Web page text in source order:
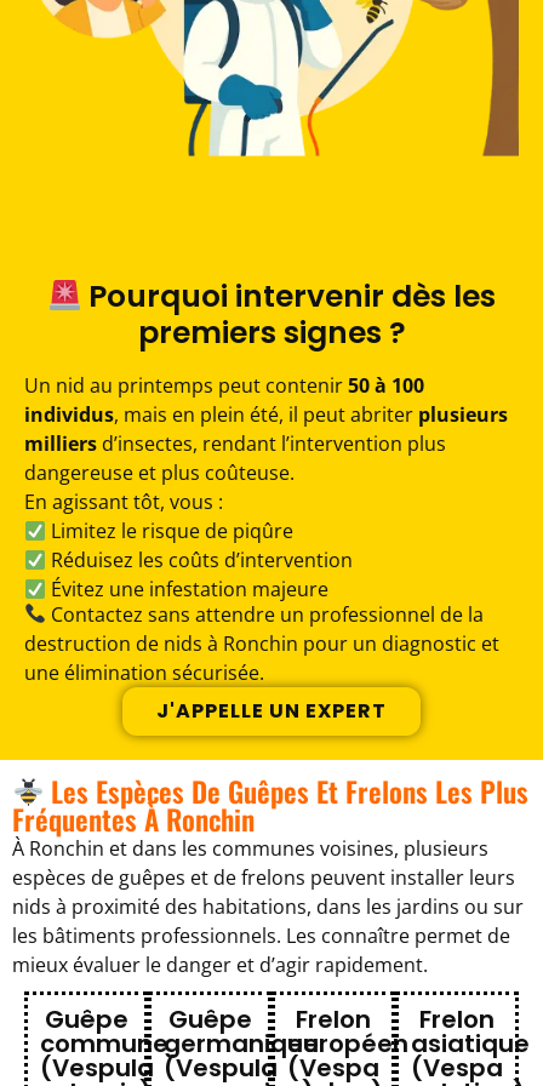
Pourquoi intervenir dès les
premiers signes ?
Un nid au printemps peut contenir50 à 100
individus, mais en plein été, il peut abriter plusieurs
milliers d’insectes, rendant l’intervention plus
dangereuse et plus coûteuse.
En agissant tôt, vous :
Limitez le risque de piqûre
Réduisez les coûts d’intervention
Évitez une infestation majeure
Contactez sans attendre un professionnel de la
destruction de nids à Ronchin pour un diagnostic et
une élimination sécurisée.
J'APPELLE UN EXPERT
Les Espèces De Guêpes Et Frelons Les Plus
Fréquentes À Ronchin
À Ronchin et dans les communes voisines, plusieurs
espèces de guêpes et de frelons peuvent installer leurs
nids à proximité des habitations, dans les jardins ou sur
les bâtiments professionnels. Les connaître permet de
mieux évaluer le danger et d’agir rapidement.
Guêpe
commune
(Vespula
Guêpe
germanique
(Vespula
Frelon
européen
(Vespa
Frelon
asiatique
(Vespa